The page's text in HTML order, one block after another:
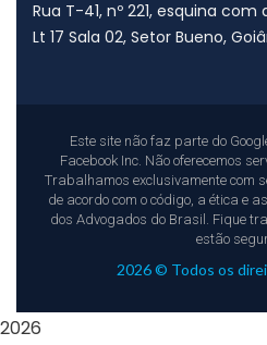
Rua T-41, nº 221, esquina com
Lt 17 Sala 02, Setor Bueno,
Este site não faz parte do
Facebook Inc. Não oferecemos
Trabalhamos exclusivamente com
de acordo com o código, a ética e
dos Advogados do Brasil. Fique
estão
2026 © Todos os
2026